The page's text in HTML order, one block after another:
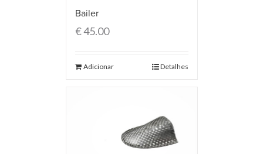
Bailer
€45.00
Adicionar Detalhes